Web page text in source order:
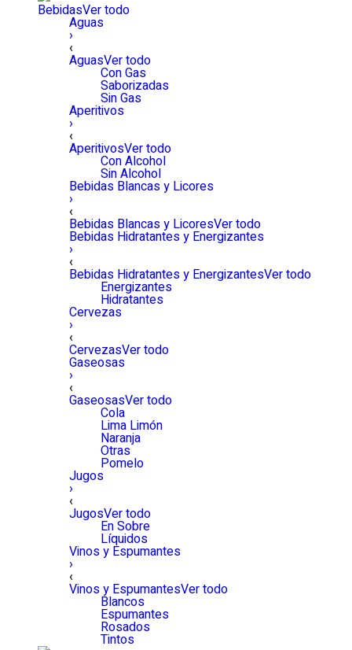
BebidasVer todo
Aguas
›
‹
AguasVer todo
Con Gas
Saborizadas
Sin Gas
Aperitivos
›
‹
AperitivosVer todo
Con Alcohol
Sin Alcohol
Bebidas Blancas y Licores
›
‹
Bebidas Blancas y LicoresVer todo
Bebidas Hidratantes y Energizantes
›
‹
Bebidas Hidratantes y EnergizantesVer todo
Energizantes
Hidratantes
Cervezas
›
‹
CervezasVer todo
Gaseosas
›
‹
GaseosasVer todo
Cola
Lima Limón
Naranja
Otras
Pomelo
Jugos
›
‹
JugosVer todo
En Sobre
Líquidos
Vinos y Espumantes
›
‹
Vinos y EspumantesVer todo
Blancos
Espumantes
Rosados
Tintos